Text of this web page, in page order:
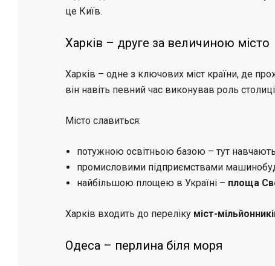
це Київ.
Харків – друге за величиною місто
Харків – одне з ключових міст країни, де
він навіть певний час виконував роль
Місто славиться:
потужною освітньою базою – тут
промисловими підприємствами
найбільшою площею в Україні – площа
Харків входить до переліку міст-
Одеса – перлина біля моря